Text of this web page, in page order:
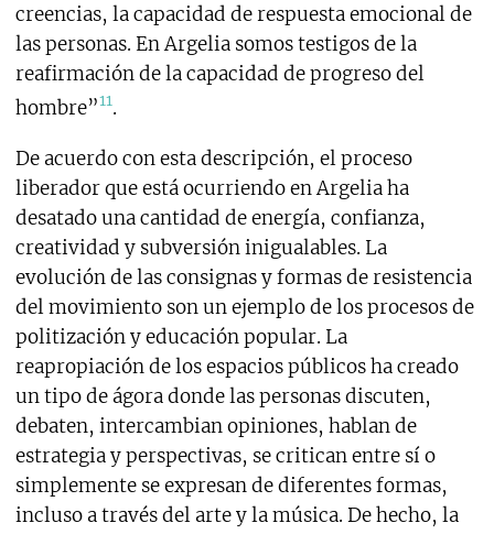
creencias, la capacidad de respuesta emocional de
las personas. En Argelia somos testigos de la
reafirmación de la capacidad de progreso del
hombre”11.
De acuerdo con esta descripción, el proceso
liberador que está ocurriendo en Argelia ha
desatado una cantidad de energía, confianza,
creatividad y subversión inigualables. La
evolución de las consignas y formas de resistencia
del movimiento son un ejemplo de los procesos de
politización y educación popular. La
reapropiación de los espacios públicos ha creado
un tipo de ágora donde las personas discuten,
debaten, intercambian opiniones, hablan de
estrategia y perspectivas, se critican entre sí o
simplemente se expresan de diferentes formas,
incluso a través del arte y la música. De hecho, la